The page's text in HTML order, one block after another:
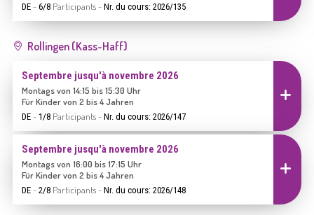
DE- 6/8Participants- Nr. du cours: 2026/135
Rollingen (Kass-Haff)
Septembre jusqu'à novembre 2026
Montags von 14:15 bis 15:30 Uhr
Für Kinder von 2 bis 4 Jahren
DE- 1/8Participants- Nr. du cours: 2026/147
Septembre jusqu'à novembre 2026
Montags von 16:00 bis 17:15 Uhr
Für Kinder von 2 bis 4 Jahren
DE- 2/8Participants- Nr. du cours: 2026/148